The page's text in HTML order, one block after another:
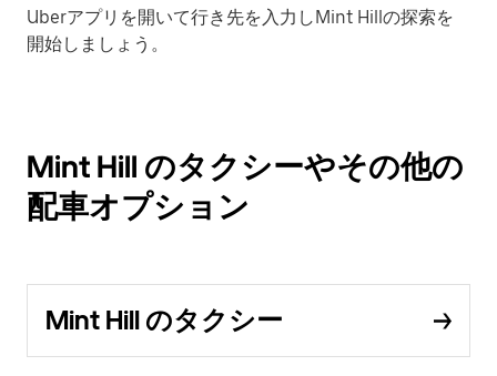
Uberアプリを開いて行き先を入力しMint Hillの探索を
開始しましょう。
Mint Hill のタクシーやその他の
配車オプション
Mint Hill のタクシー